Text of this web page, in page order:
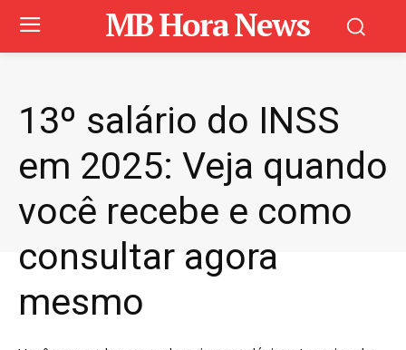
MB Hora News
13º salário do INSS
em 2025: Veja quando
você recebe e como
consultar agora
mesmo